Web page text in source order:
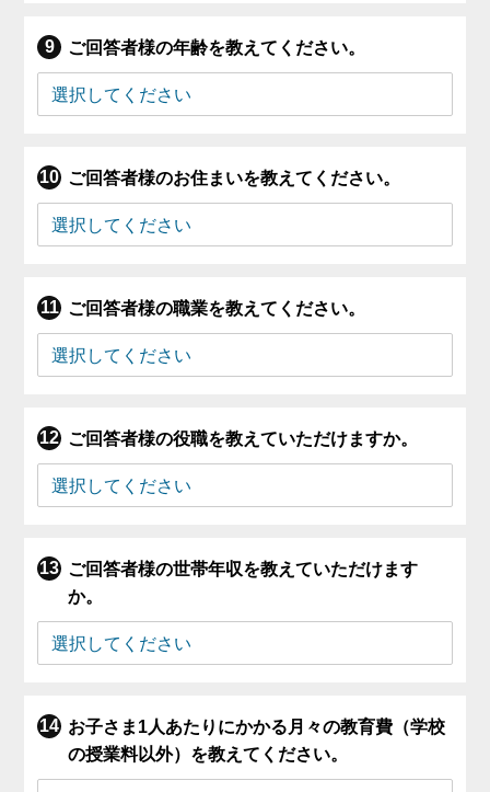
ご回答者様の年齢を教えてください。
ご回答者様のお住まいを教えてください。
ご回答者様の職業を教えてください。
ご回答者様の役職を教えていただけますか。
ご回答者様の世帯年収を教えていただけます
か。
お子さま1人あたりにかかる月々の教育費（学校
の授業料以外）を教えてください。